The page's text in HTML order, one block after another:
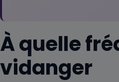
À quelle
vidanger